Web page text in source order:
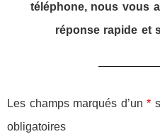
téléphone, nous vous
réponse rapide et
Les champs marqués d’un*
obligatoires